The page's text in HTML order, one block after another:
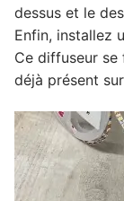
dessus et le
Enfin, installez
Ce diffuseur se
déjà présent